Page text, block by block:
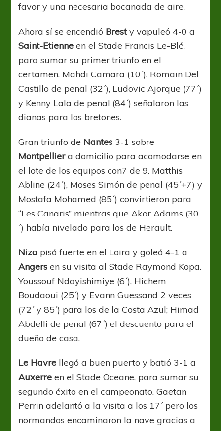
favor y una necesaria bocanada de aire.
Ahora sí se encendió Bresty vapuleó 4-0 a
Saint-Etienneen el Stade Francis Le-Blé,
para sumar su primer triunfo en el
certamen. Mahdi Camara (10´), Romain Del
Castillo de penal (32´), Ludovic Ajorque (77´)
y Kenny Lala de penal (84´) señalaron las
dianas para los bretones.
Gran triunfo de Nantes 3-1 sobre
Montpelliera domicilio para acomodarse en
el lote de los equipos con7 de 9. Matthis
Abline (24´), Moses Simón de penal (45´+7) y
Mostafa Mohamed (85´) convirtieron para
“Les Canaris” mientras que Akor Adams (30
´) había nivelado para los de Herault.
Niza pisó fuerte en el Loira y goleó 4-1 a
Angers en su visita al Stade Raymond Kopa.
Youssouf Ndayishimiye (6´), Hichem
Boudaoui (25´) y Evann Guessand 2 veces
(72´ y 85´) para los de la Costa Azul; Himad
Abdelli de penal (67´) el descuento para el
dueño de casa.
Le Havre llegó a buen puerto y batió 3-1 a
Auxerreen el Stade Oceane, para sumar su
segundo éxito en el campeonato. Gaetan
Perrin adelantó a la visita a los 17´ pero los
normandos encaminaron la nave gracias a